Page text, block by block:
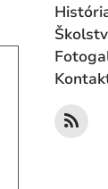
správy...